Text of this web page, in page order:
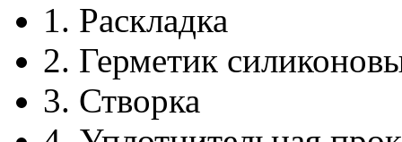
1. Раскладка
2. Герметик
3. Створка